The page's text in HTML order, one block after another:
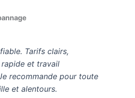
Tarifs clairs,
et travail
recommande pour toute
et alentours.